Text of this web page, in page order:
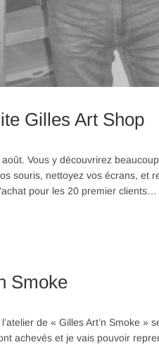
Gilles Art Shop
Vous y découvrirez
souris, nettoyez vos écrans, et
pour les 20 premier clients…
Smoke
de « Gilles Art’n Smoke
achevés et je vais pouvoir